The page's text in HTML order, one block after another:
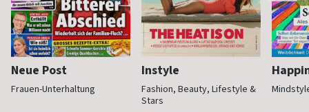
Neue Post
Frauen-Unterhaltung
Instyle
Fashion, Beauty, Lifestyle &
Stars